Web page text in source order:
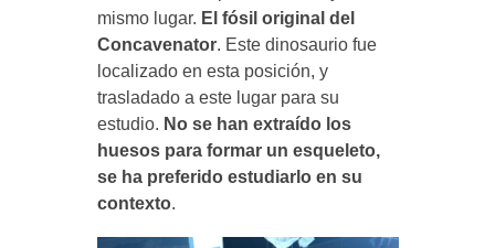
mismo lugar. El fósil original del
Concavenator. Este dinosaurio fue
localizado en esta posición, y
trasladado a este lugar para su
estudio. No se han extraído los
huesos para formar un esqueleto,
se ha preferido estudiarlo en su
contexto.